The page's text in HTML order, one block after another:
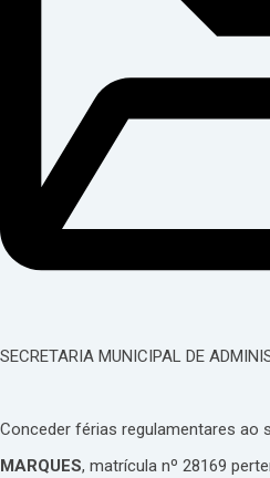
SECRETARIA MUNICIPAL DE
Conceder férias regulamentares ao
MARQUES, matrícula nº 28169